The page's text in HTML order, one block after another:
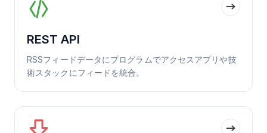
REST API
RSSフィードデータにプログラムでアクセスアプリや技
術スタックにフィードを統合。